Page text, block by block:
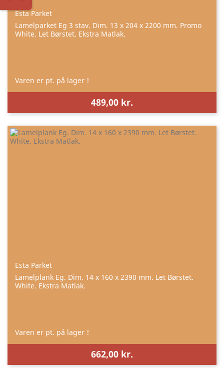
Esta Parket
Lamelparket Eg 3 stav. Dim. 13 x 204 x 2200 mm. Promo
White. Let Børstet. Ekstra Matlak.
Varen er pt. på lager !
489,00 kr.
Esta Parket
Lamelplank Eg. Dim. 14 x 160 x 2390 mm. Let Børstet.
White. Ekstra Matlak.
Varen er pt. på lager !
662,00 kr.